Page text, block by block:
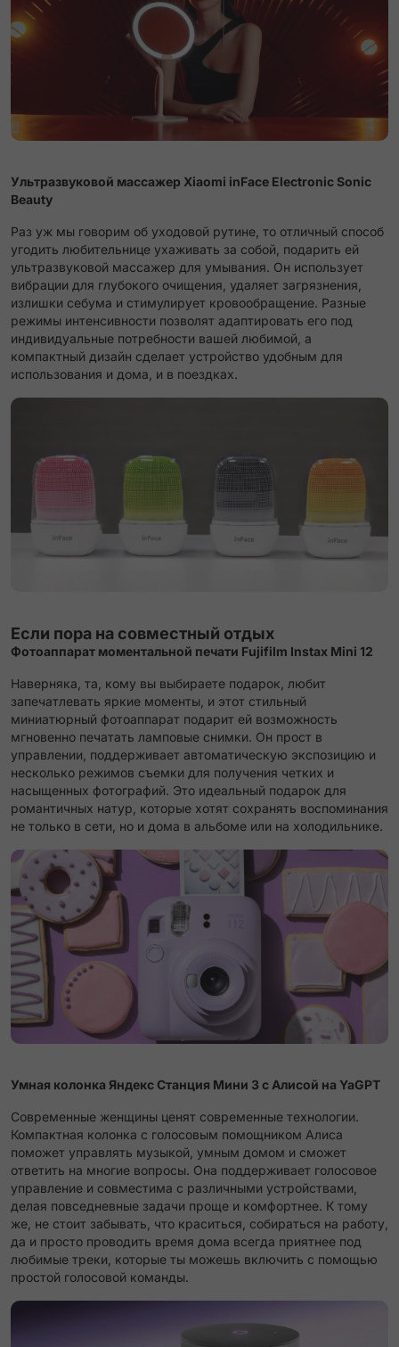
Ультразвуковой массажер Xiaomi inFace Electronic Sonic
Beauty
Раз уж мы говорим об уходовой рутине, то отличный способ
угодить любительнице ухаживать за собой, подарить ей
ультразвуковой массажер для умывания. Он использует
вибрации для глубокого очищения, удаляет загрязнения,
излишки себума и стимулирует кровообращение. Разные
режимы интенсивности позволят адаптировать его под
индивидуальные потребности вашей любимой, а
компактный дизайн сделает устройство удобным для
использования и дома, и в поездках.
Если пора на совместный отдых
Фотоаппарат моментальной печати Fujifilm Instax Mini 12
Наверняка, та, кому вы выбираете подарок, любит
запечатлевать яркие моменты, и этот стильный
миниатюрный фотоаппарат подарит ей возможность
мгновенно печатать ламповые снимки. Он прост в
управлении, поддерживает автоматическую экспозицию и
несколько режимов съемки для получения четких и
насыщенных фотографий. Это идеальный подарок для
романтичных натур, которые хотят сохранять воспоминания
не только в сети, но и дома в альбоме или на холодильнике.
Умная колонка Яндекс Станция Мини 3 с Алисой на YaGPT
Современные женщины ценят современные технологии.
Компактная колонка с голосовым помощником Алиса
поможет управлять музыкой, умным домом и сможет
ответить на многие вопросы. Она поддерживает голосовое
управление и совместима с различными устройствами,
делая повседневные задачи проще и комфортнее. К тому
же, не стоит забывать, что краситься, собираться на работу,
да и просто проводить время дома всегда приятнее под
любимые треки, которые ты можешь включить с помощью
простой голосовой команды.